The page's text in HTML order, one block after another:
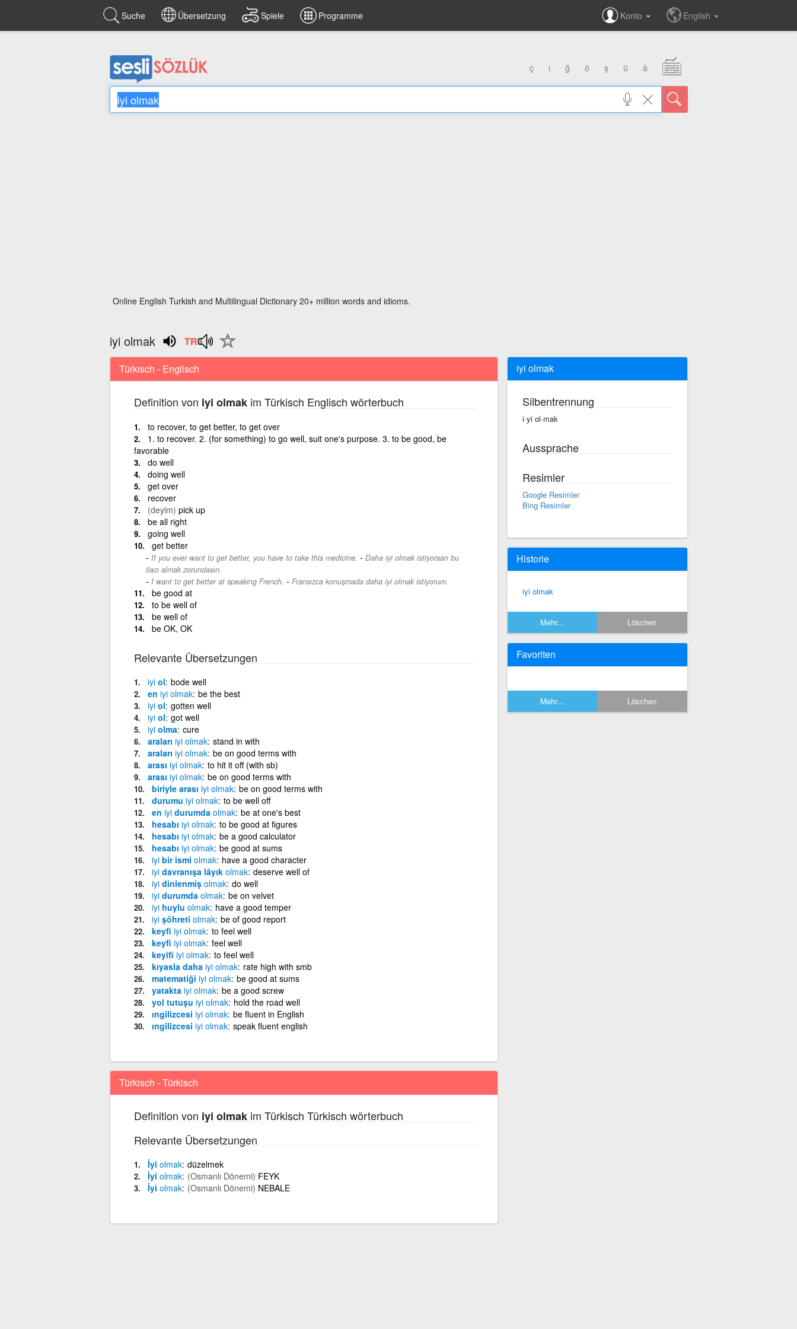
Suche Übersetzung Spiele Programme Konto English
ç ı ğ ö ş ü â
Online English Turkish and Multilingual Dictionary 20+ million words and idioms.
iyi olmak
Türkisch - Englisch
Definition von iyi olmakim Türkisch Englisch wörterbuch
to recover, to get better, to get over
1. to recover. 2. (for something) to go well, suit one's purpose. 3. to be good, be
favorable
do well
doing well
get over
recover
(deyim) pick up
be all right
going well
get better
If you ever want to get better, you have to take this medicine. - Daha iyi olmak istiyorsan bu
ilacı almak zorundasın.
I want to get better at speaking French. - Fransızca konuşmada daha iyi olmak istiyorum.
be good at
to be well of
be well of
be OK, OK
Relevante Übersetzungen
iyiol bode well
en iyi olmak be the best
iyiol gotten well
iyiol got well
iyiolma cure
araları iyi olmak stand in with
araları iyi olmak be on good terms with
arası iyi olmak to hit it off (with sb)
arası iyi olmak be on good terms with
biriyle arası iyi olmak be on good terms with
durumu iyi olmak to be well off
en iyidurumda olmak be at one's best
hesabı iyi olmak to be good at figures
hesabı iyi olmak be a good calculator
hesabı iyi olmak be good at sums
iyibir ismi olmak have a good character
iyidavranışa lâyık olmak deserve well of
iyidinlenmiş olmak do well
iyidurumda olmak be on velvet
iyihuylu olmak have a good temper
iyişöhreti olmak be of good report
keyfi iyi olmak to feel well
keyfi iyi olmak feel well
keyifi iyi olmak to feel well
kıyasla daha iyi olmak rate high with smb
matematiği iyi olmak be good at sums
yatakta iyi olmak be a good screw
yol tutuşu iyi olmak hold the road well
ıngilizcesi iyi olmak be fluent in English
ıngilizcesi iyi olmak speak fluent english
Türkisch - Türkisch
Definition von iyi olmakim Türkisch Türkisch wörterbuch
Relevante Übersetzungen
İyi olmak düzelmek
İyi olmak (Osmanlı Dönemi) FEYK
İyi olmak (Osmanlı Dönemi) NEBALE
iyi olmak
Silbentrennung
i·yi ol·mak
Aussprache
Resimler
Google Resimler
Bing Resimler
Historie
iyi olmak
Mehr... Löschen
Favoriten
Mehr... Löschen